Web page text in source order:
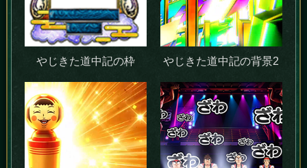
やじきた道中記の枠 やじきた道中記の背景2